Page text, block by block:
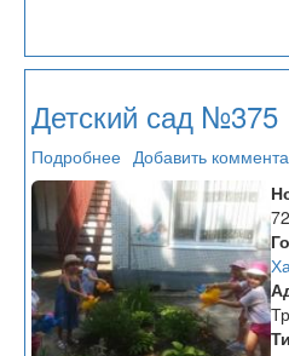
Детский сад №375
Подробнее
Детский
сад
№375
Добавить